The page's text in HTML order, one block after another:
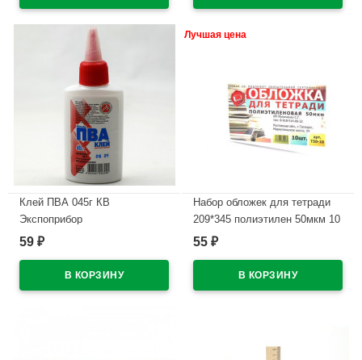
Клей ПВА 045г КВ
Экспоприбор
В наличии
59 ₽
Лучшая цена
Набор обложек для тетради
209*345 полиэтилен 50мкм 10
штук в наборе арт Т50-10
55 ₽